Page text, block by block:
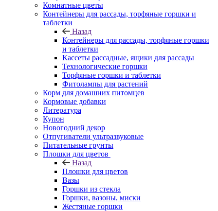
Комнатные цветы
Контейнеры для рассады, торфяные горшки и
таблетки
Назад
Контейнеры для рассады, торфяные горшки
и таблетки
Кассеты рассадные, ящики для рассады
Технологические горшки
Торфяные горшки и таблетки
Фитолампы для растений
Корм для домашних питомцев
Кормовые добавки
Литература
Купон
Новогодний декор
Отпугиватели ультразвуковые
Питательные грунты
Плошки для цветов
Назад
Плошки для цветов
Вазы
Горшки из стекла
Горшки, вазоны, миски
Жестяные горшки